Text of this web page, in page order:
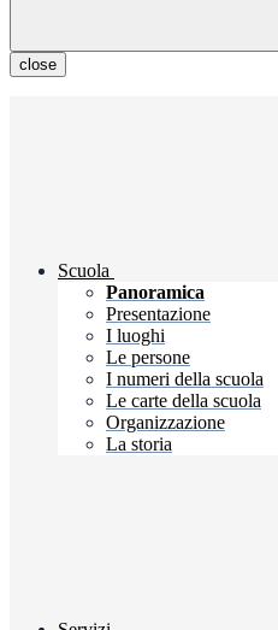
close
Scuola
Panoramica
Presentazione
I luoghi
Le persone
I numeri della scuola
Le carte della scuola
Organizzazione
La storia